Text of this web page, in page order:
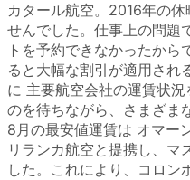
カタール航空。2016年の
せんでした。仕事上の問題
トを予約できなかったか
ると大幅な割引が適用され
に 主要航空会社の運賃状
のを待ちながら、さまざま
8月の最安値運賃は オマー
リランカ航空と提携し、マ
した。これにより、コロン